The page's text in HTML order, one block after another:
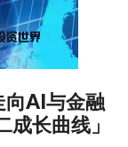
向AI与金融
长曲线」